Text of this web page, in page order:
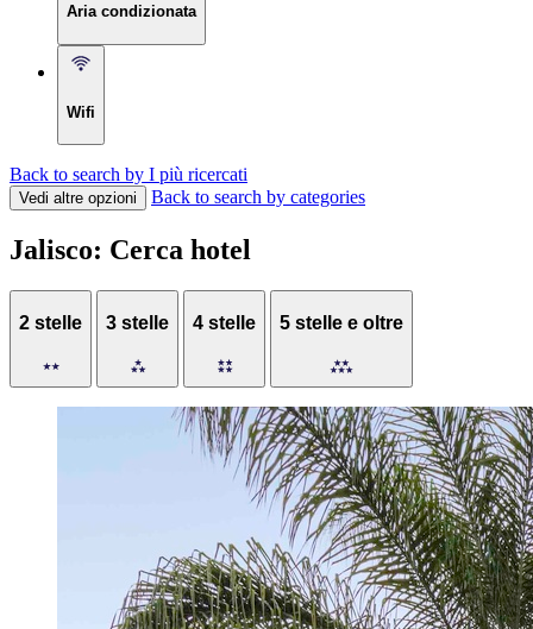
Aria condizionata
Wifi
Back to search by I più ricercati
Vedi altre opzioni Back to search by categories
Jalisco: Cerca hotel
2 stelle 3 stelle 4 stelle 5 stelle e oltre